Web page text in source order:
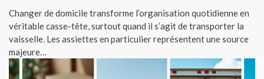
Changer de domicile transforme l’organisation quotidienne en
véritable casse-tête, surtout quand il s’agit de transporter la
vaisselle. Les assiettes en particulier représentent une source
majeure…